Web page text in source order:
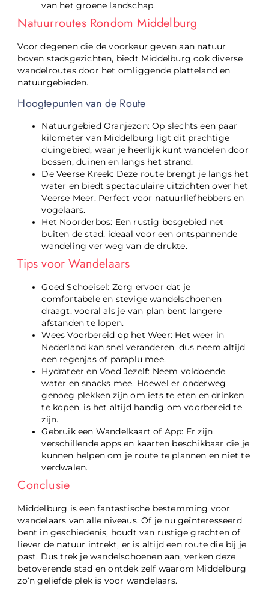
van het groene landschap.
Natuurroutes Rondom Middelburg
Voor degenen die de voorkeur geven aan natuur
boven stadsgezichten, biedt Middelburg ook diverse
wandelroutes door het omliggende platteland en
natuurgebieden.
Hoogtepunten van de Route
Natuurgebied Oranjezon: Op slechts een paar
kilometer van Middelburg ligt dit prachtige
duingebied, waar je heerlijk kunt wandelen door
bossen, duinen en langs het strand.
De Veerse Kreek: Deze route brengt je langs het
water en biedt spectaculaire uitzichten over het
Veerse Meer. Perfect voor natuurliefhebbers en
vogelaars.
Het Noorderbos: Een rustig bosgebied net
buiten de stad, ideaal voor een ontspannende
wandeling ver weg van de drukte.
Tips voor Wandelaars
Goed Schoeisel: Zorg ervoor dat je
comfortabele en stevige wandelschoenen
draagt, vooral als je van plan bent langere
afstanden te lopen.
Wees Voorbereid op het Weer: Het weer in
Nederland kan snel veranderen, dus neem altijd
een regenjas of paraplu mee.
Hydrateer en Voed Jezelf: Neem voldoende
water en snacks mee. Hoewel er onderweg
genoeg plekken zijn om iets te eten en drinken
te kopen, is het altijd handig om voorbereid te
zijn.
Gebruik een Wandelkaart of App: Er zijn
verschillende apps en kaarten beschikbaar die je
kunnen helpen om je route te plannen en niet te
verdwalen.
Conclusie
Middelburg is een fantastische bestemming voor
wandelaars van alle niveaus. Of je nu geïnteresseerd
bent in geschiedenis, houdt van rustige grachten of
liever de natuur intrekt, er is altijd een route die bij je
past. Dus trek je wandelschoenen aan, verken deze
betoverende stad en ontdek zelf waarom Middelburg
zo’n geliefde plek is voor wandelaars.